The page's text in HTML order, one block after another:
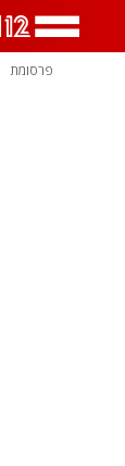
פרסומת